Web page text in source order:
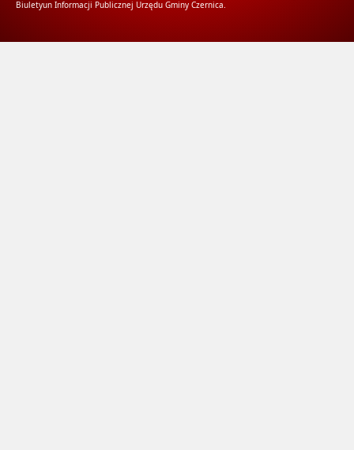
Biuletyun Informacji Publicznej Urzędu Gminy Czernica.